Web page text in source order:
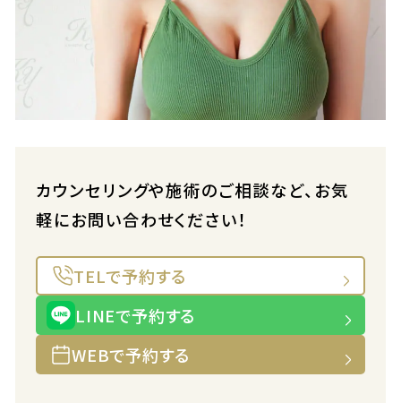
カウンセリングや施術のご相談など、お気
軽にお問い合わせください！
TELで予約する
LINEで予約する
WEBで予約する